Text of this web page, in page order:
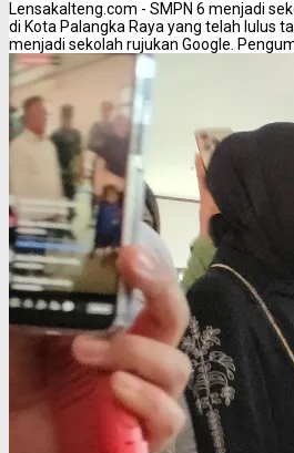
Lensakalteng.com - SMPN 6 menjadi
di Kota Palangka Raya yang telah lulus
menjadi sekolah rujukan Google.